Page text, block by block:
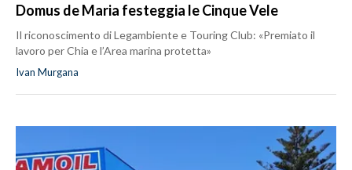
Domus de Maria festeggia le Cinque Vele
Il riconoscimento di Legambiente e Touring Club: «Premiato il
lavoro per Chia e l’Area marina protetta»
Ivan Murgana